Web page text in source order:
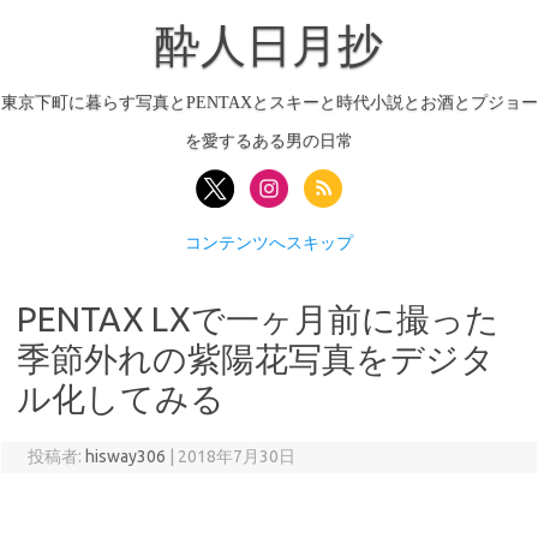
酔人日月抄
東京下町に暮らす写真とPENTAXとスキーと時代小説とお酒とプジョー
を愛するある男の日常
コンテンツへスキップ
PENTAX LXで一ヶ月前に撮った
季節外れの紫陽花写真をデジタ
ル化してみる
投稿者: hisway306 2018年7月30日